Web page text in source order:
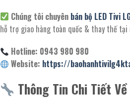
Chúng tôi chuyên bán bộ LED Tivi
hỗ trợ giao hàng toàn quốc & thay thế tại
Hotline: 0943 980 980
Website: https://
Thông Tin Chi Tiết